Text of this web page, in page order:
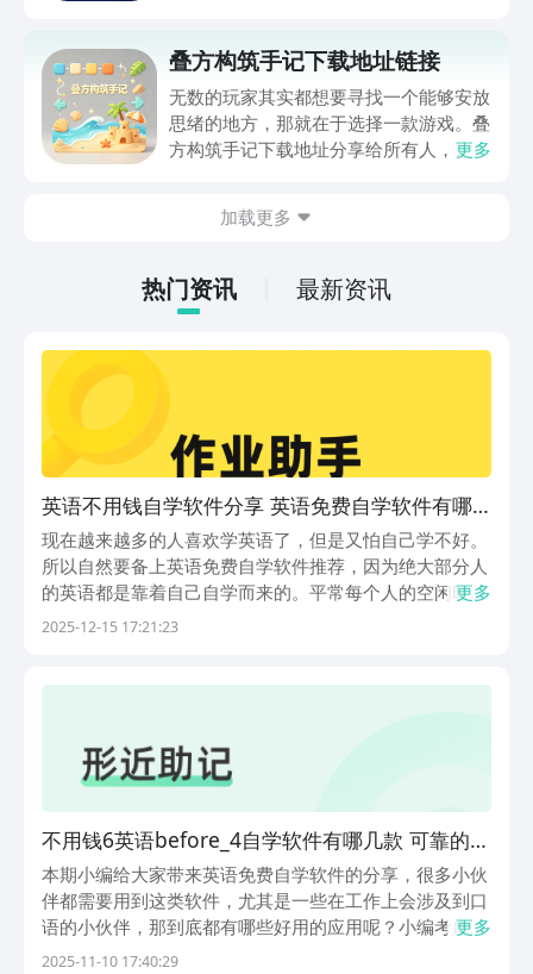
关链接，在最近这款游戏的热度非常之
高，无论是先进前卫的背景设定，还是紧
张有趣的战斗玩法，都吸引着不少同学的
关注，你是否也想要提前进行预约，方便
叠方构筑手记下载地址链接
无数的玩家其实都想要寻找一个能够安放
思绪的地方，那就在于选择一款游戏。叠
方构筑手记下载地址分享给所有人，这一
情。如果大家想要下载这款游戏，其实方
下游戏的主要乐趣吧。
更多
加载更多
热门资讯 最新资讯
英语不用钱自学软件分享 英语免费自学软件有哪
几款
现在越来越多的人喜欢学英语了，但是又怕自己学不好。
所以自然要备上英语免费自学软件推荐，因为绝大部分人
的英语都是靠着自己自学而来的。平常每个人的空闲时间
都很多，要是不能都充分利用起来的话，那就会让自己的
更多
2025-12-15 17:21:23
不用钱6英语before_4自学软件有哪几款 可靠的英
语免费自学软件分享
本期小编给大家带来英语免费自学软件的分享，很多小伙
伴都需要用到这类软件，尤其是一些在工作上会涉及到口
语的小伙伴，那到底都有哪些好用的应用呢？小编考虑到
了各方面的学习形式，给大家找到了下面这些比较好用的
更多
2025-11-10 17:40:29